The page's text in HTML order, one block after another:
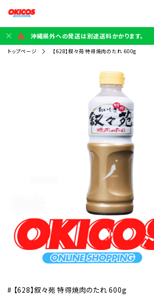
沖縄県外への発送は別途送料かかります。
トップページ 【628】叙々苑 特得焼肉のたれ 600g
# 【628】叙々苑 特得焼肉のたれ 600g